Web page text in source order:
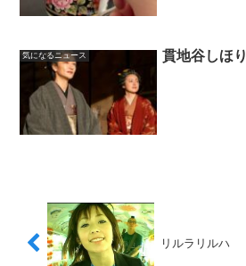
気になるニュース 貫地谷しほり
リルラリルハ